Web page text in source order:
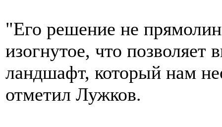
"Его решение не
изогнутое, что позволяет
ландшафт, который нам
отметил Лужков.